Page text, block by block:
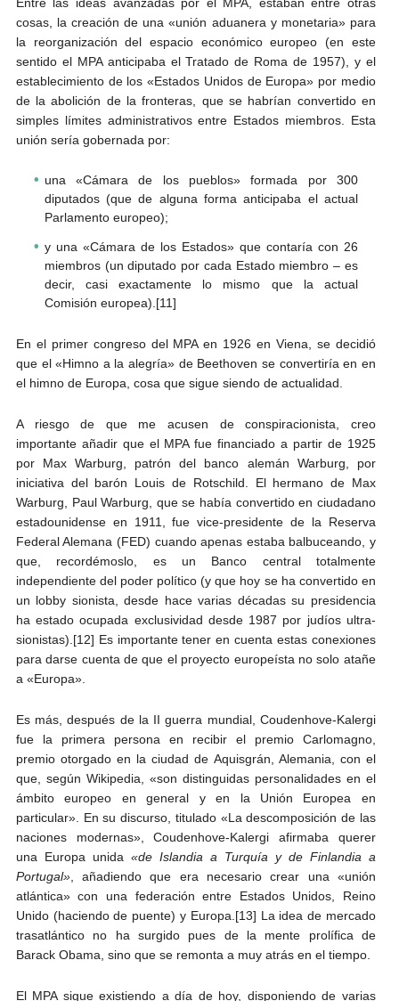
cosas, la creación de una «unión aduanera y monetaria» para
la reorganización del espacio económico europeo (en este
sentido el MPA anticipaba el Tratado de Roma de 1957), y el
establecimiento de los «Estados Unidos de Europa» por medio
de la abolición de la fronteras, que se habrían convertido en
simples límites administrativos entre Estados miembros. Esta
unión sería gobernada por:
una «Cámara de los pueblos» formada por 300
diputados (que de alguna forma anticipaba el actual
Parlamento europeo);
y una «Cámara de los Estados» que contaría con 26
miembros (un diputado por cada Estado miembro – es
decir, casi exactamente lo mismo que la actual
Comisión europea).[11]
En el primer congreso del MPA en 1926 en Viena, se decidió
que el «Himno a la alegría» de Beethoven se convertiría en en
el himno de Europa, cosa que sigue siendo de actualidad.
A riesgo de que me acusen de conspiracionista, creo
importante añadir que el MPA fue financiado a partir de 1925
por Max Warburg, patrón del banco alemán Warburg, por
iniciativa del barón Louis de Rotschild. El hermano de Max
Warburg, Paul Warburg, que se había convertido en ciudadano
estadounidense en 1911, fue vice-presidente de la Reserva
Federal Alemana (FED) cuando apenas estaba balbuceando, y
que, recordémoslo, es un Banco central totalmente
independiente del poder político (y que hoy se ha convertido en
un lobby sionista, desde hace varias décadas su presidencia
ha estado ocupada exclusividad desde 1987 por judíos ultra-
sionistas).[12] Es importante tener en cuenta estas conexiones
para darse cuenta de que el proyecto europeísta no solo atañe
a «Europa».
Es más, después de la II guerra mundial, Coudenhove-Kalergi
fue la primera persona en recibir el premio Carlomagno,
premio otorgado en la ciudad de Aquisgrán, Alemania, con el
que, según Wikipedia, «son distinguidas personalidades en el
ámbito europeo en general y en la Unión Europea en
particular». En su discurso, titulado «La descomposición de las
naciones modernas», Coudenhove-Kalergi afirmaba querer
una Europa unida «de Islandia a Turquía y de Finlandia a
Portugal», añadiendo que era necesario crear una «unión
atlántica» con una federación entre Estados Unidos, Reino
Unido (haciendo de puente) y Europa.[13] La idea de mercado
trasatlántico no ha surgido pues de la mente prolífica de
Barack Obama, sino que se remonta a muy atrás en el tiempo.
El MPA sigue existiendo a día de hoy, disponiendo de varias